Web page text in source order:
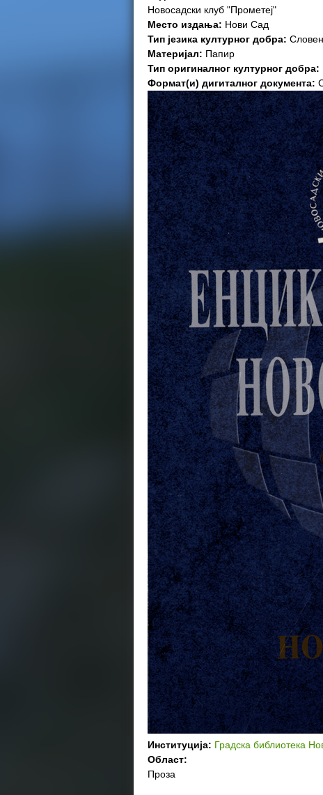
Новосадски клуб "Прометеј"
Место издања: Нови Сад
Тип језика културног добра:
Материјал: Папир
Тип оригиналног културног добра:
Формат(и) дигиталног документа:
Институција: Градска библиотека
Област:
Проза